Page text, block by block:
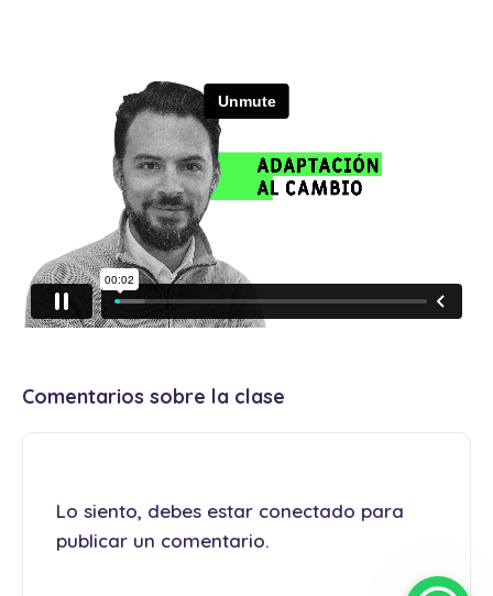
Comentarios sobre la clase
Lo siento, debes estar conectado para
publicar un comentario.